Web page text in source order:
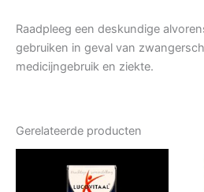
Raadpleeg een deskundige
gebruiken in geval van
medicijngebruik en ziekte.
Gerelateerde producten